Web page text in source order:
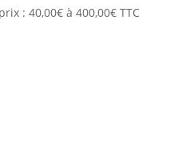
: 40,00€ à 400,00€ TTC